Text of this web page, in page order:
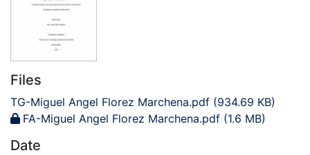
Files
TG-Miguel Angel Florez Marchena.pdf (934.69 KB)
FA-Miguel Angel Florez Marchena.pdf (1.6 MB)
Date